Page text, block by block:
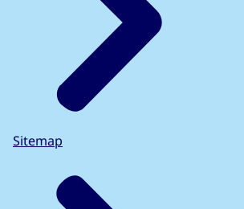
Sitemap